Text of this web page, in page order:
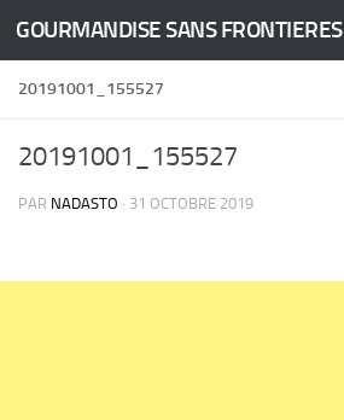
Skip to content
GOURMANDISE SANS FRONTIERES
20191001_155527
20191001_155527
PAR NADASTO · 31 OCTOBRE 2019